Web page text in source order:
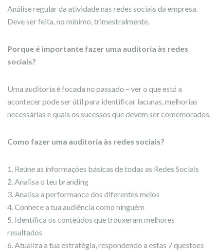
Análise regular da atividade nas redes sociais da empresa.
Deve ser feita, no mínimo, trimestralmente.
Porque é importante fazer uma auditoria às redes
sociais?
Uma auditoria é focada no passado – ver o que está a
acontecer pode ser útil para identificar lacunas, melhorias
necessárias e quais os sucessos que devem ser comemorados.
Como fazer uma auditoria às redes sociais?
1. Reúne as informações básicas de todas as Redes Sociais
2. Analisa o teu branding
3. Analisa a performance dos diferentes meios
4. Conhece a tua audiência como ninguém
5. Identifica os conteúdos que trouxeram melhores
resultados
6. Atualiza a tua estratégia, respondendo a estas 7 questões